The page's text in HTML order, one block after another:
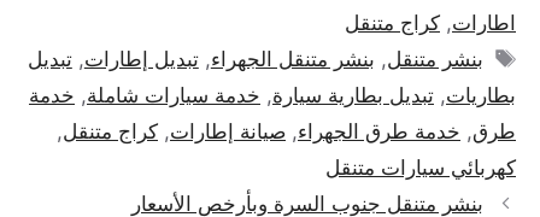
اطارات, كراج متنقل
الوسوم
بنشر متنقل, بنشر متنقل الجهراء,تبديل إطارات,تبديل
بطاريات, تبديل بطارية سيارة, خدمة سيارات شاملة, خدمة
طرق, خدمة طرق الجهراء, صيانة إطارات, كراج متنقل,
كهربائي سيارات متنقل
بنشر متنقل جنوب السرة وبأرخص الأسعار